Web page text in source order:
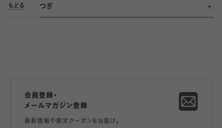
もどる つぎ
会員登録・
メールマガジン登録
最新情報や限定クーポンをお届け。